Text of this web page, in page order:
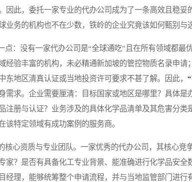
因此，委托一家专业的代办公司成为了一条高效且稳妥
业务的机构也不在少数，铁岭的企业究竟该如何甄别与
：没有一家代办公司是“全球通吃”且在所有领域都最优
经验丰富的机构，未必精通新加坡的管控物质名录申请
东地区清真认证或当地投资许可要求不甚了解。因此，
需求。企业需要厘清：目标国家或地区是哪里？具体是
注册与认证？业务涉及的具体化学品清单及其危害分类
该特定领域有成功案例的服务商。
心资质与专业团队。一家优秀的代办公司，其核心竞
家？是否有具备化工专业背景、能准确进行化学品安全
经理，能够统筹整个申请流程，并与当地监管部门进行